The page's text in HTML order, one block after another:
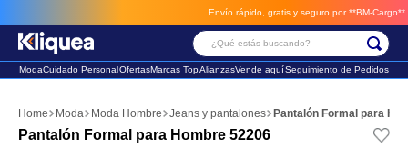
Envío rápido, gratis y seguro por **BM-Cargo**
¿Qué estás buscando?
ModaCuidado PersonalOfertasMarcas TopAlianzasVende aquíSeguimiento de Pedidos
Moda Moda Hombre Jeans y pantalones Pantalón Formal para
Pantalón Formal para Hombre 52206